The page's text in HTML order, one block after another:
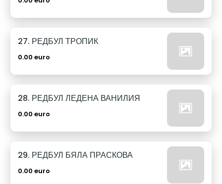
27. РЕДБУЛ ТРОПИК
0.00 euro
28. РЕДБУЛ ЛЕДЕНА ВАНИЛИЯ
0.00 euro
29. РЕДБУЛ БЯЛА ПРАСКОВА
0.00 euro